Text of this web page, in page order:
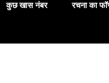
कुछ खास नंबर रचना का